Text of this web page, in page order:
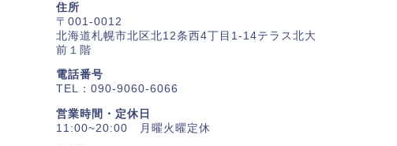
住所
〒001-0012
北海道札幌市北区北12条西4丁目1-14テラス北大
前１階
電話番号
TEL：090-9060-6066
営業時間・定休日
11:00~20:00 月曜火曜定休